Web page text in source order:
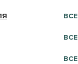
ВСЕ
ВСЕ
ВСЕ